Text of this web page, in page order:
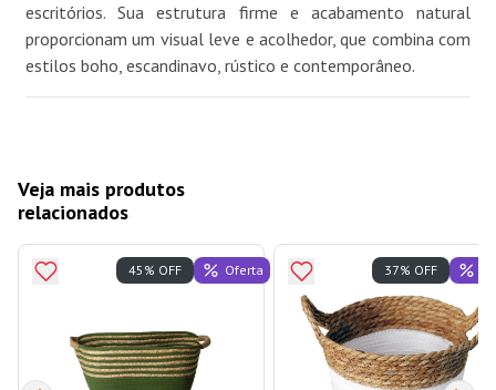
escritórios. Sua estrutura firme e acabamento natural
proporcionam um visual leve e acolhedor, que combina com
estilos boho, escandinavo, rústico e contemporâneo.
Veja mais produtos
relacionados
45% OFF Oferta 37% OFF